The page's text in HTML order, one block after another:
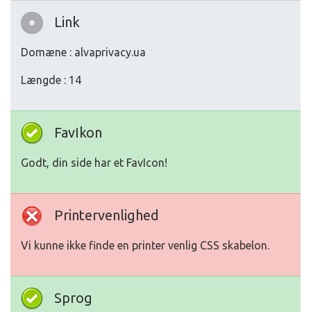
Link
Domæne : alvaprivacy.ua
Længde : 14
FavIkon
Godt, din side har et FavIcon!
Printervenlighed
Vi kunne ikke finde en printer venlig CSS skabelon.
Sprog